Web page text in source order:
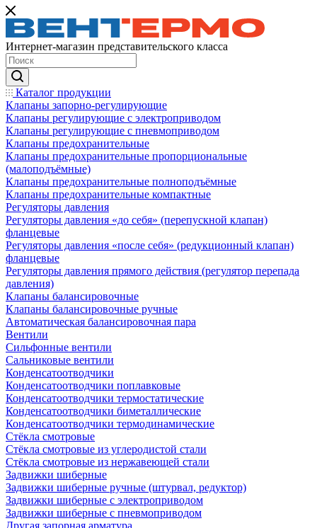
Интернет-магазин представительского класса
Каталог продукции
Клапаны запорно-регулирующие
Клапаны регулирующие с электроприводом
Клапаны регулирующие с пневмоприводом
Клапаны предохранительные
Клапаны предохранительные пропорциональные
(малоподъёмные)
Клапаны предохранительные полноподъёмные
Клапаны предохранительные компактные
Регуляторы давления
Регуляторы давления «до себя» (перепускной клапан)
фланцевые
Регуляторы давления «после себя» (редукционный клапан)
фланцевые
Регуляторы давления прямого действия (регулятор перепада
давления)
Клапаны балансировочные
Клапаны балансировочные ручные
Автоматическая балансировочная пара
Вентили
Сильфонные вентили
Сальниковые вентили
Конденсатоотводчики
Конденсатоотводчики поплавковые
Конденсатоотводчики термостатические
Конденсатоотводчики биметаллические
Конденсатоотводчики термодинамические
Стёкла смотровые
Стёкла смотровые из углеродистой стали
Стёкла смотровые из нержавеющей стали
Задвижки шиберные
Задвижки шиберные ручные (штурвал, редуктор)
Задвижки шиберные с электроприводом
Задвижки шиберные с пневмоприводом
Другая запорная арматура